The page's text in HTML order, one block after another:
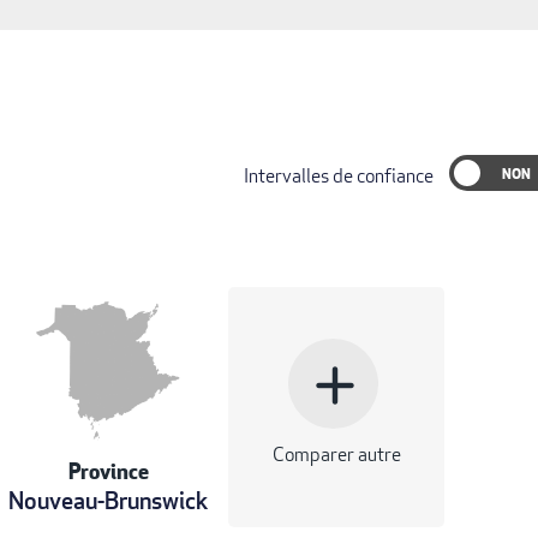
Intervalles de confiance
Province
Nouveau-Brunswick
add
Comparer autre